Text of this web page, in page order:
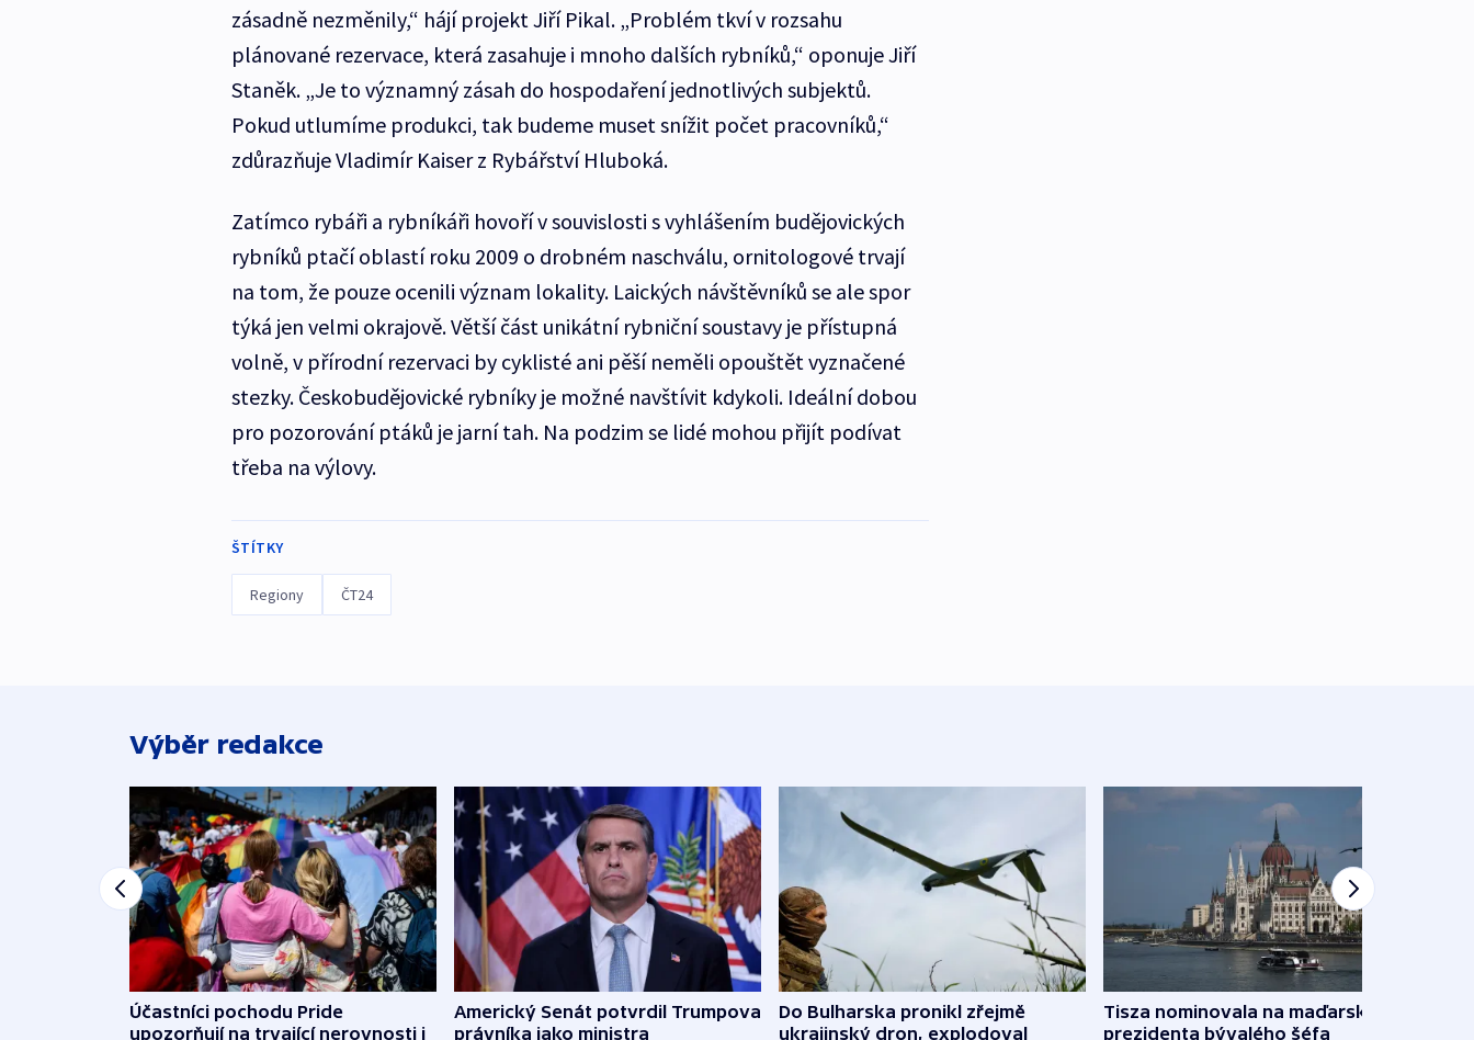
zásadně nezměnily,“ hájí projekt Jiří Pikal. „Problém tkví v rozsahu
plánované rezervace, která zasahuje i mnoho dalších rybníků,“ oponuje Jiří
Staněk. „Je to významný zásah do hospodaření jednotlivých subjektů.
Pokud utlumíme produkci, tak budeme muset snížit počet pracovníků,“
zdůrazňuje Vladimír Kaiser z Rybářství Hluboká.
Zatímco rybáři a rybníkáři hovoří v souvislosti s vyhlášením budějovických
rybníků ptačí oblastí roku 2009 o drobném naschválu, ornitologové trvají
na tom, že pouze ocenili význam lokality. Laických návštěvníků se ale spor
týká jen velmi okrajově. Větší část unikátní rybniční soustavy je přístupná
volně, v přírodní rezervaci by cyklisté ani pěší neměli opouštět vyznačené
stezky. Českobudějovické rybníky je možné navštívit kdykoli. Ideální dobou
pro pozorování ptáků je jarní tah. Na podzim se lidé mohou přijít podívat
třeba na výlovy.
ŠTÍTKY
Regiony ČT24
Výběr redakce
Účastníci pochodu Pride
upozorňují na trvající nerovnosti i
Americký Senát potvrdil Trumpova
právníka jako ministra
Do Bulharska pronikl zřejmě
ukrajinský dron, explodoval
Tisza nominovala na maďarského
prezidenta bývalého šéfa